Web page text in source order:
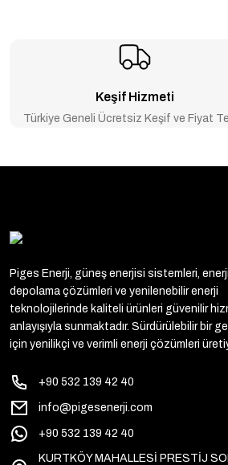
Keşif Hizmeti
Türkiye Geneli Ücretsiz Keşif ve Fiyat
Piges Enerji, güneş enerjisi sistemleri, enerji
depolama çözümleri ve yenilenebilir enerji
teknolojilerinde kaliteli ürünleri güvenilir
anlayışıyla sunmaktadır. Sürdürülebilir bir
için yenilikçi ve verimli enerji çözümleri
+90 532 139 42 40
info@pigesenerji.com
+90 532 139 42 40
KURTKÖY MAHALLESİ PRESTİJ